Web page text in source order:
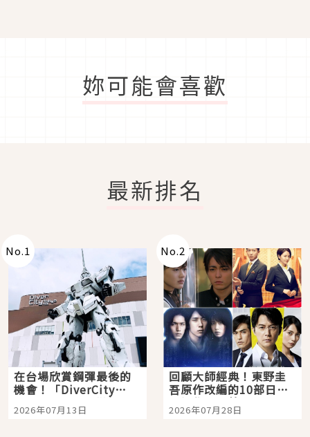
妳可能會喜歡
最新排名
No.1
在台場欣賞鋼彈最後的
機會！「DiverCity
Tokyo Plaza」搭船、
購物、美食及夜景，一
2026年07月13日
No.2
回顧大師經典！東野圭
吾原作改編的10部日本
影視作品推薦
2026年07月28日